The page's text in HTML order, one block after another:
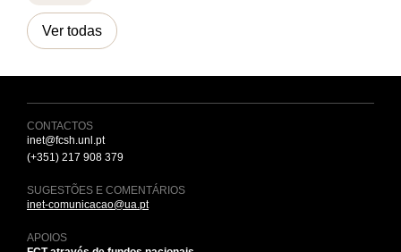
Ver todas
CONTACTOS
inet@fcsh.unl.pt
(+351) 217 908 379
SUGESTÕES E COMENTÁRIOS
inet-comunicacao@ua.pt
APOIOS